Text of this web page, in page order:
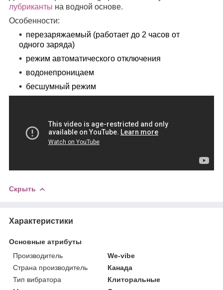
лубриканты на водной основе.
Особенности:
перезаряжаемый (работает до 2 часов от
одного заряда)
режим автоматического отключения
водонепроницаем
бесшумный режим
Скрыть
Характеристики
Основные атрибуты
Производитель
We-vibe
Страна производитель
Канада
Тип вибратора
Клиторальные